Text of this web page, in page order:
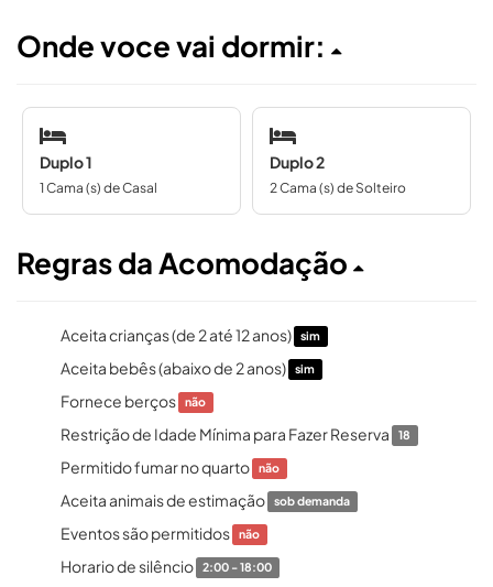
Onde voce vai dormir:
Duplo 1
1 Cama (s) de Casal
Duplo 2
2 Cama (s) de Solteiro
Regras da Acomodação
Aceita crianças (de 2 até 12 anos) sim
Aceita bebês (abaixo de 2 anos) sim
Fornece berços não
Restrição de Idade Mínima para Fazer Reserva 18
Permitido fumar no quarto não
Aceita animais de estimação sob demanda
Eventos são permitidos não
Horario de silêncio 2:00 - 18:00